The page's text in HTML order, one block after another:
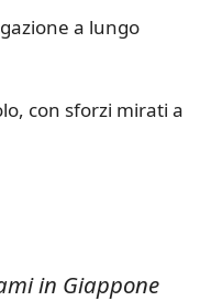
a lungo
con sforzi mirati a
in Giappone